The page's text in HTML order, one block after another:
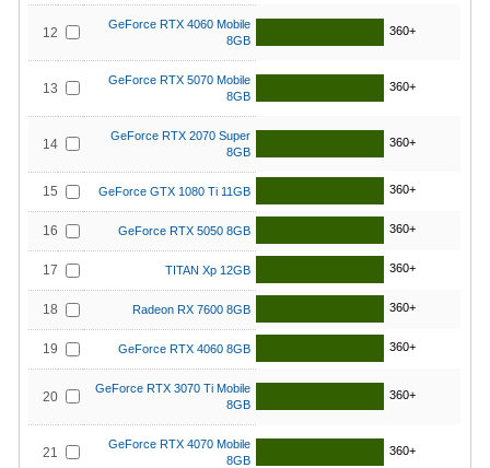
12
GeForce RTX 4060 Mobile
8GB
360+
13
GeForce RTX 5070 Mobile
8GB
360+
14
GeForce RTX 2070 Super
8GB
360+
15 GeForce GTX 1080 Ti 11GB 360+
16 GeForce RTX 5050 8GB 360+
17 TITAN Xp 12GB 360+
18 Radeon RX 7600 8GB 360+
19 GeForce RTX 4060 8GB 360+
20
GeForce RTX 3070 Ti Mobile
8GB
360+
21
GeForce RTX 4070 Mobile
8GB
360+